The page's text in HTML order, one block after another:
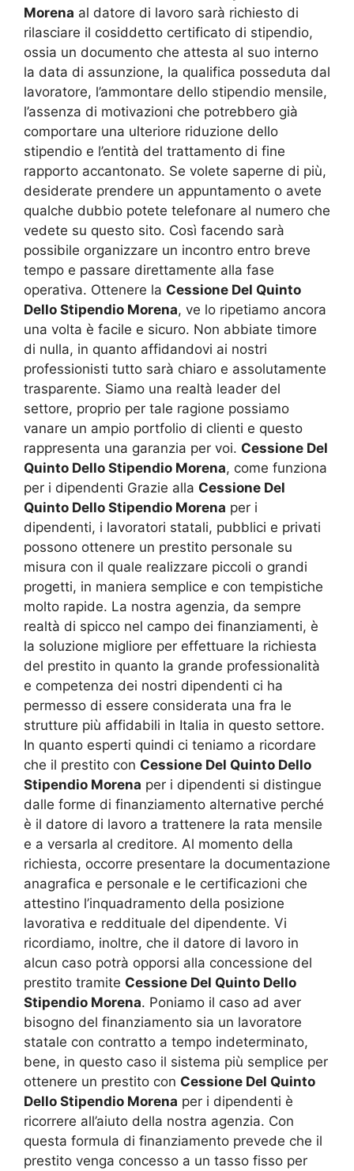
Morena al datore di lavoro sarà richiesto di
rilasciare il cosiddetto certificato di stipendio,
ossia un documento che attesta al suo interno
la data di assunzione, la qualifica posseduta dal
lavoratore, l’ammontare dello stipendio mensile,
l’assenza di motivazioni che potrebbero già
comportare una ulteriore riduzione dello
stipendio e l’entità del trattamento di fine
rapporto accantonato. Se volete saperne di più,
desiderate prendere un appuntamento o avete
qualche dubbio potete telefonare al numero che
vedete su questo sito. Così facendo sarà
possibile organizzare un incontro entro breve
tempo e passare direttamente alla fase
operativa. Ottenere la Cessione Del Quinto
Dello Stipendio Morena, ve lo ripetiamo ancora
una volta è facile e sicuro. Non abbiate timore
di nulla, in quanto affidandovi ai nostri
professionisti tutto sarà chiaro e assolutamente
trasparente. Siamo una realtà leader del
settore, proprio per tale ragione possiamo
vanare un ampio portfolio di clienti e questo
rappresenta una garanzia per voi. Cessione Del
Quinto Dello Stipendio Morena, come funziona
per i dipendenti Grazie alla Cessione Del
Quinto Dello Stipendio Morena per i
dipendenti, i lavoratori statali, pubblici e privati
possono ottenere un prestito personale su
misura con il quale realizzare piccoli o grandi
progetti, in maniera semplice e con tempistiche
molto rapide. La nostra agenzia, da sempre
realtà di spicco nel campo dei finanziamenti, è
la soluzione migliore per effettuare la richiesta
del prestito in quanto la grande professionalità
e competenza dei nostri dipendenti ci ha
permesso di essere considerata una fra le
strutture più affidabili in Italia in questo settore.
In quanto esperti quindi ci teniamo a ricordare
che il prestito con Cessione Del Quinto Dello
Stipendio Morena per i dipendenti si distingue
dalle forme di finanziamento alternative perché
è il datore di lavoro a trattenere la rata mensile
e a versarla al creditore. Al momento della
richiesta, occorre presentare la documentazione
anagrafica e personale e le certificazioni che
attestino l’inquadramento della posizione
lavorativa e reddituale del dipendente. Vi
ricordiamo, inoltre, che il datore di lavoro in
alcun caso potrà opporsi alla concessione del
prestito tramite Cessione Del Quinto Dello
Stipendio Morena. Poniamo il caso ad aver
bisogno del finanziamento sia un lavoratore
statale con contratto a tempo indeterminato,
bene, in questo caso il sistema più semplice per
ottenere un prestito con Cessione Del Quinto
Dello Stipendio Morena per i dipendenti è
ricorrere all’aiuto della nostra agenzia. Con
questa formula di finanziamento prevede che il
prestito venga concesso a un tasso fisso per